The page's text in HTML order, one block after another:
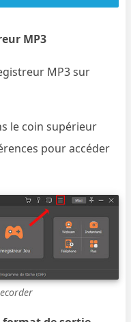
MP3
MP3 sur
le coin supérieur
pour accéder